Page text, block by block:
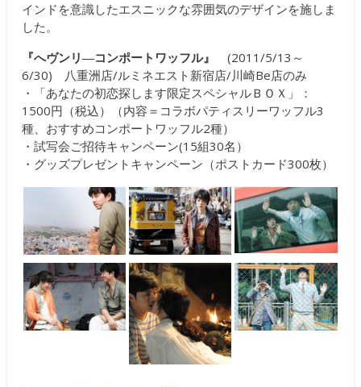
インドを意識したエスニックな雰囲気のデザインを施しま
した。
『へヴンリ―コンポートワッフル』
(2011/5/13～
6/30) 八重洲店/ルミネエスト新宿店/川崎Be店のみ
・「あなたの初恋探します限定スペシャルＢＯＸ」：
1500円（税込）（内容＝コラボパティスリーワッフル3
種、おすすめコンポートワッフル2種）
・試写会ご招待キャンペーン(15組30名）
・グッズプレゼントキャンペーン（ポストカード300枚）